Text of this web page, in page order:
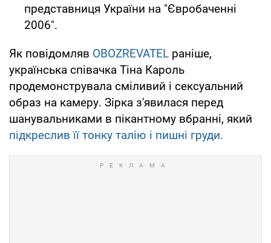
представниця України на "Євробаченні
2006".
Як повідомляв OBOZREVATEL раніше,
українська співачка Тіна Кароль
продемонструвала сміливий і сексуальний
образ на камеру. Зірка з'явилася перед
шанувальниками в пікантному вбранні, який
підкреслив її тонку талію і пишні груди.